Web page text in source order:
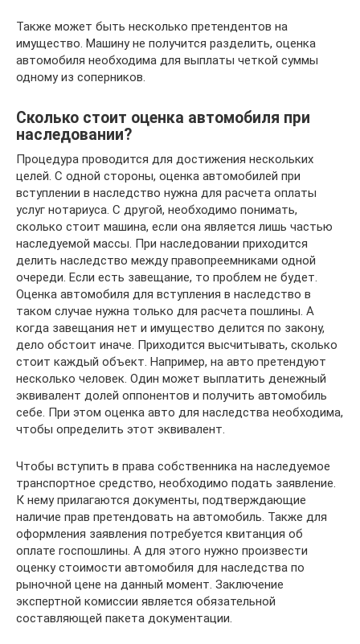
Также может быть несколько претендентов на
имущество. Машину не получится разделить, оценка
автомобиля необходима для выплаты четкой суммы
одному из соперников.
Сколько стоит оценка автомобиля при
наследовании?
Процедура проводится для достижения нескольких
целей. С одной стороны, оценка автомобилей при
вступлении в наследство нужна для расчета оплаты
услуг нотариуса. С другой, необходимо понимать,
сколько стоит машина, если она является лишь частью
наследуемой массы. При наследовании приходится
делить наследство между правопреемниками одной
очереди. Если есть завещание, то проблем не будет.
Оценка автомобиля для вступления в наследство в
таком случае нужна только для расчета пошлины. А
когда завещания нет и имущество делится по закону,
дело обстоит иначе. Приходится высчитывать, сколько
стоит каждый объект. Например, на авто претендуют
несколько человек. Один может выплатить денежный
эквивалент долей оппонентов и получить автомобиль
себе. При этом оценка авто для наследства необходима,
чтобы определить этот эквивалент.
Чтобы вступить в права собственника на наследуемое
транспортное средство, необходимо подать заявление.
К нему прилагаются документы, подтверждающие
наличие прав претендовать на автомобиль. Также для
оформления заявления потребуется квитанция об
оплате госпошлины. А для этого нужно произвести
оценку стоимости автомобиля для наследства по
рыночной цене на данный момент. Заключение
экспертной комиссии является обязательной
составляющей пакета документации.